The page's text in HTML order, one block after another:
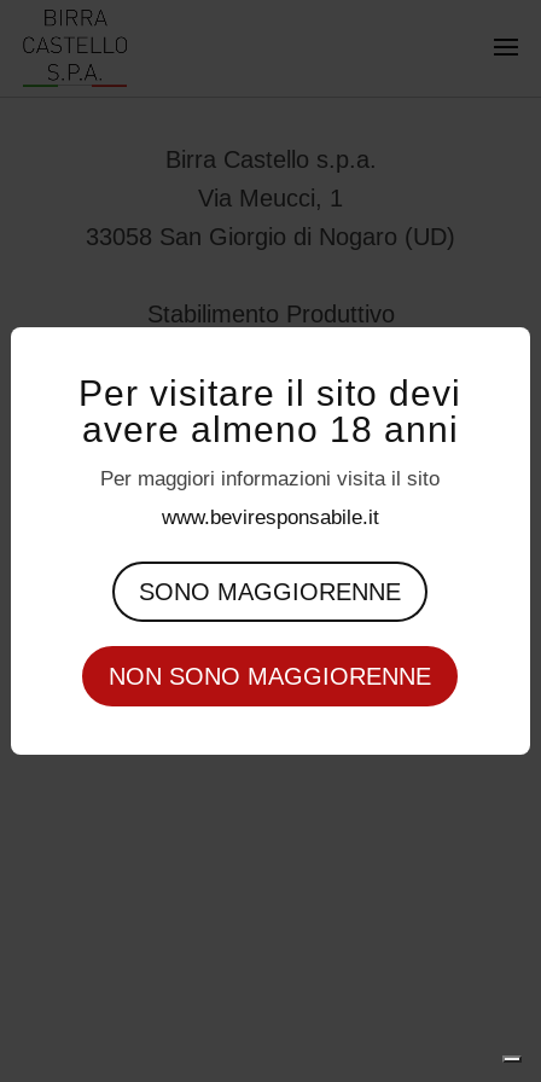
Birra Castello s.p.a.
Via Meucci, 1
33058 San Giorgio di Nogaro (UD)
Stabilimento Produttivo
32034 – Pedavena (BL)
servizioconsumatori@birracastello.it
Seguici su
P.I. 01994920302
Per visitare il sito devi
avere almeno 18 anni
Per maggiori informazioni visita il sito
www.beviresponsabile.it
SONO MAGGIORENNE
NON SONO MAGGIORENNE